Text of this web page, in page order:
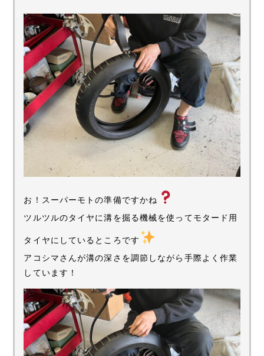
お！スーパーモトの準備ですかね
ツルツルのタイヤに溝を掘る機械を使ってモタード用
タイヤにしているところです
アコシマさんが溝の深さを調節しながら手際よく作業
しています！